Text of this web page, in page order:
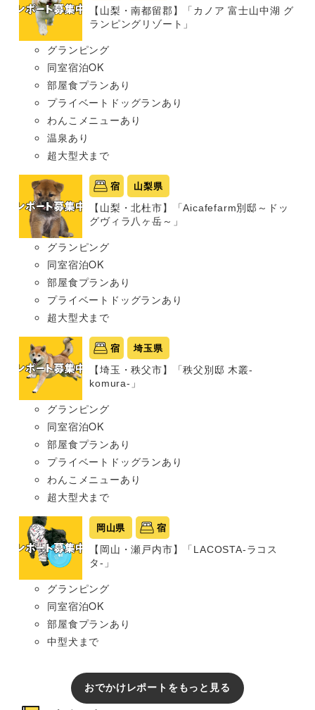
【山梨・南都留郡】「カノア 富士山中湖 グ
ランピングリゾート」
グランピング
同室宿泊OK
部屋食プランあり
プライベートドッグランあり
わんこメニューあり
温泉あり
超大型犬まで
宿 山梨県
【山梨・北杜市】「Aicafefarm別邸～ドッ
グヴィラ八ヶ岳～」
グランピング
同室宿泊OK
部屋食プランあり
プライベートドッグランあり
超大型犬まで
宿 埼玉県
【埼玉・秩父市】「秩父別邸 木叢-
komura-」
グランピング
同室宿泊OK
部屋食プランあり
プライベートドッグランあり
わんこメニューあり
超大型犬まで
岡山県 宿
【岡山・瀬戸内市】「LACOSTA-ラコス
タ-」
グランピング
同室宿泊OK
部屋食プランあり
中型犬まで
おでかけレポートをもっと見る